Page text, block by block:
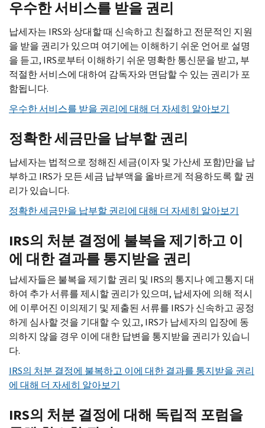
우수한 서비스를 받을 권리
납세자는 IRS와 상대할 때 신속하고 친절하고 전문적인 지원
을 받을 권리가 있으며 여기에는 이해하기 쉬운 언어로 설명
을 듣고, IRS로부터 이해하기 쉬운 명확한 통신문을 받고, 부
적절한 서비스에 대하여 감독자와 면담할 수 있는 권리가 포
함됩니다.
우수한 서비스를 받을 권리에 대해 더 자세히 알아보기
정확한 세금만을 납부할 권리
납세자는 법적으로 정해진 세금(이자 및 가산세 포함)만을 납
부하고 IRS가 모든 세금 납부액을 올바르게 적용하도록 할 권
리가 있습니다.
정확한 세금만을 납부할 권리에 대해 더 자세히 알아보기
IRS의 처분 결정에 불복을 제기하고 이
에 대한 결과를 통지받을 권리
납세자들은 불복을 제기할 권리 및 IRS의 통지나 예고통지 대
하여 추가 서류를 제시할 권리가 있으며, 납세자에 의해 적시
에 이루어진 이의제기 및 제출된 서류를 IRS가 신속하고 공정
하게 심사할 것을 기대할 수 있고, IRS가 납세자의 입장에 동
의하지 않을 경우 이에 대한 답변을 통지받을 권리가 있습니
다.
IRS의 처분 결정에 불복하고 이에 대한 결과를 통지받을 권리
에 대해 더 자세히 알아보기
IRS의 처분 결정에 대해 독립적 포럼을